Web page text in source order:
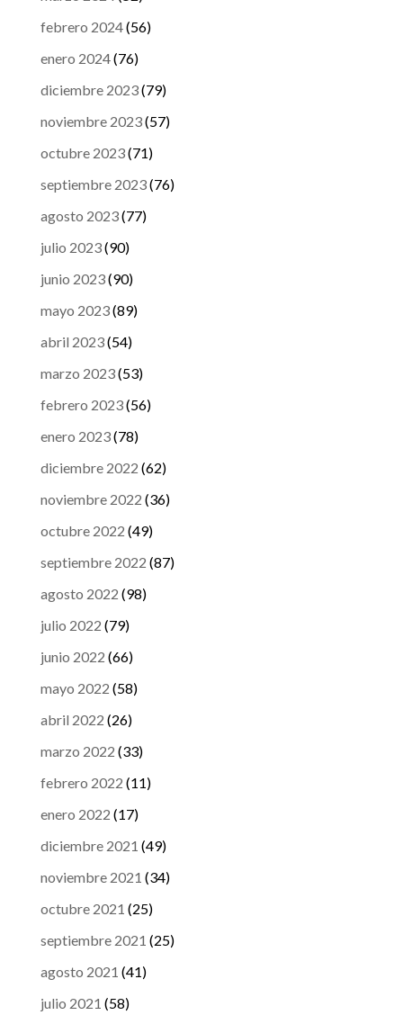
febrero 2024(56)
enero 2024(76)
diciembre 2023(79)
noviembre 2023(57)
octubre 2023(71)
septiembre 2023(76)
agosto 2023(77)
julio 2023(90)
junio 2023(90)
mayo 2023(89)
abril 2023(54)
marzo 2023(53)
febrero 2023(56)
enero 2023(78)
diciembre 2022 (62)
noviembre 2022 (36)
octubre 2022 (49)
septiembre 2022 (87)
agosto 2022 (98)
julio 2022 (79)
junio 2022 (66)
mayo 2022 (58)
abril 2022 (26)
marzo 2022 (33)
febrero 2022 (11)
enero 2022 (17)
diciembre 2021 (49)
noviembre 2021 (34)
octubre 2021 (25)
septiembre 2021 (25)
agosto 2021 (41)
julio 2021 (58)